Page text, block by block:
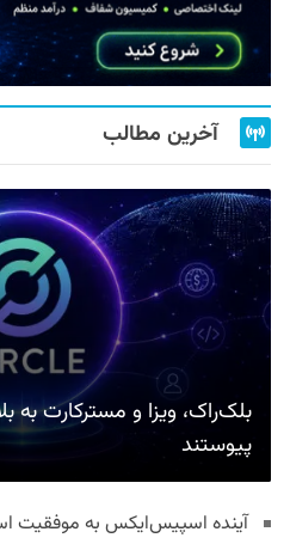
آخرین مطالب
بلک‌راک، ویزا و مسترکارت به
پیوستند
آینده اسپیس‌ایکس به موفقیت